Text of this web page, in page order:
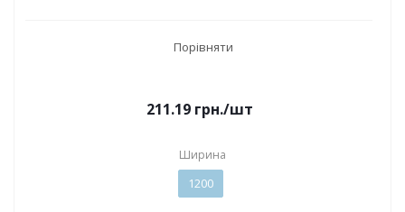
Порівняти
211.19грн./шт
Ширина
1200